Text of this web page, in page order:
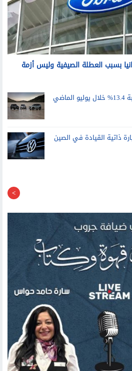
بسبب العطلة الصيفية وليس أزمة
القيادة في الصين